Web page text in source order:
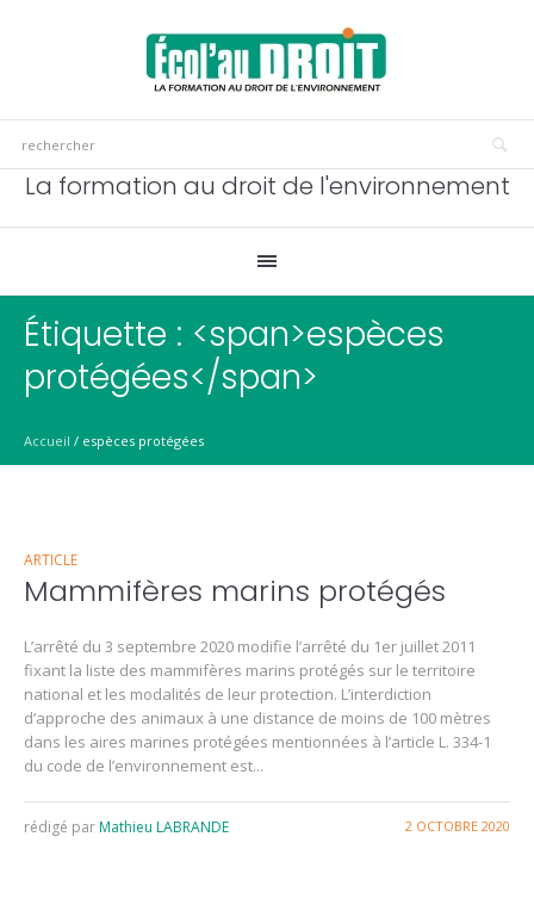
La formation au droit de l'environnement
Étiquette : <span>espèces
protégées</span>
Accueil / espèces protégées
ARTICLE
Mammifères marins protégés
L’arrêté du 3 septembre 2020 modifie l’arrêté du 1er juillet 2011
fixant la liste des mammifères marins protégés sur le territoire
national et les modalités de leur protection. L’interdiction
d’approche des animaux à une distance de moins de 100 mètres
dans les aires marines protégées mentionnées à l’article L. 334-1
du code de l’environnement est...
2 OCTOBRE 2020
rédigé parMathieu LABRANDE